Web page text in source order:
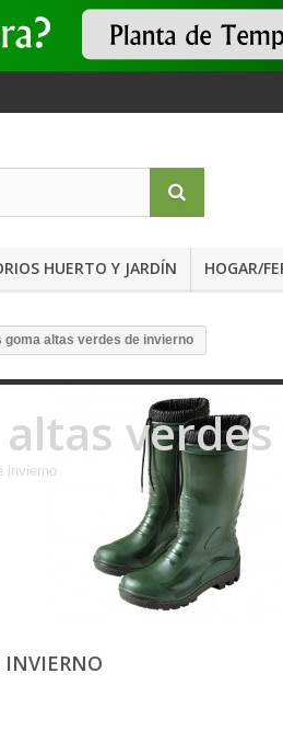
HUERTO Y JARDÍN HOGAR/
goma altas verdes de invierno
invierno
INVIERNO